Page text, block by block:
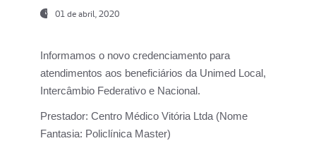
01 de abril, 2020
Informamos o novo credenciamento para
atendimentos aos beneficiários da Unimed Local,
Intercâmbio Federativo e Nacional.
Prestador: Centro Médico Vitória Ltda (Nome
Fantasia: Policlínica Master)